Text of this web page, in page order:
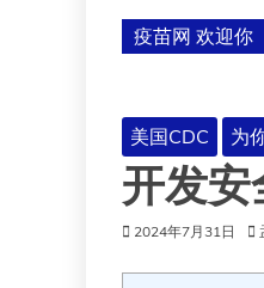
疫苗网 欢迎你
美国CDC 为
开发安
2024年7月31日